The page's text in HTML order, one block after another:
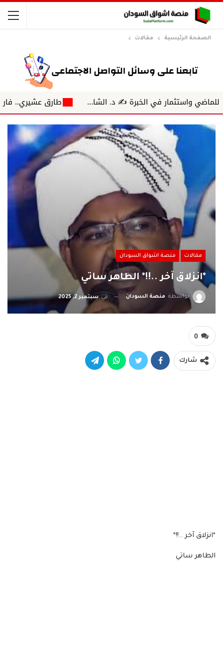
الصفحة الرئيسية مقالات
في الخبرة ✍️ د. الشا... طارق عشيري.. فارس
مقالات منصة اشواق السودان
*انزلاق آخر ..!!* الطاهر ساتي
بواسطة منصة السودان فيسبتمبر 2, 2025
0
شارك
*انزلاق آخر ..!!*
الطاهر ساتي